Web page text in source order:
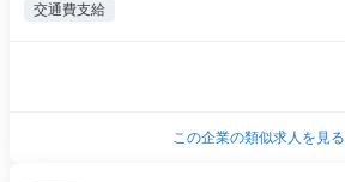
交通費支給
この企業の類似求人を見る